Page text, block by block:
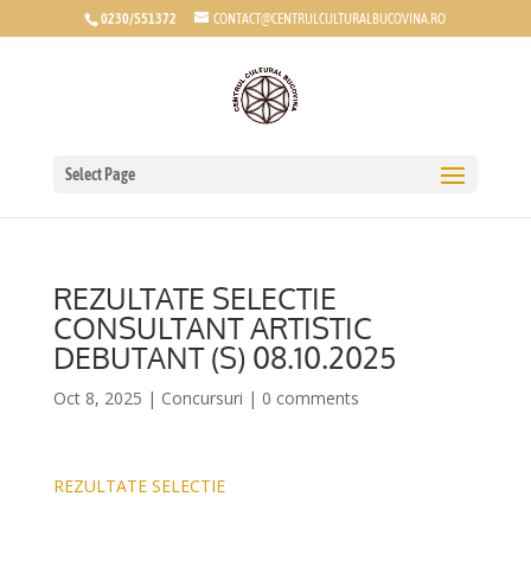
0230/551372 CONTACT@CENTRULCULTURALBUCOVINA.RO
Select Page
REZULTATE SELECTIE
CONSULTANT ARTISTIC
DEBUTANT (S) 08.10.2025
Oct 8, 2025 | Concursuri | 0 comments
REZULTATE SELECTIE